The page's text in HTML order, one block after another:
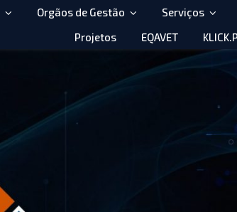
Orgãos de Gestão Serviços
Projetos
EQAVET